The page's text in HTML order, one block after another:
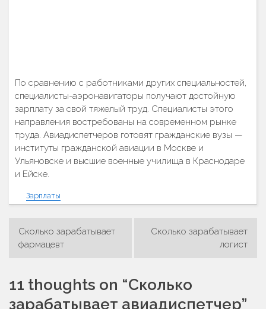
По сравнению с работниками других специальностей,
специалисты-аэронавигаторы получают достойную
зарплату за свой тяжелый труд. Специалисты этого
направления востребованы на современном рынке
труда. Авиадиспетчеров готовят гражданские вузы —
институты гражданской авиации в Москве и
Ульяновске и высшие военные училища в Краснодаре
и Ейске.
Зарплаты
Навигация
записям
Сколько зарабатывает
фармацевт
Сколько зарабатывает
логист
11 thoughts on “Сколько
зарабатывает авиадиспетчер”